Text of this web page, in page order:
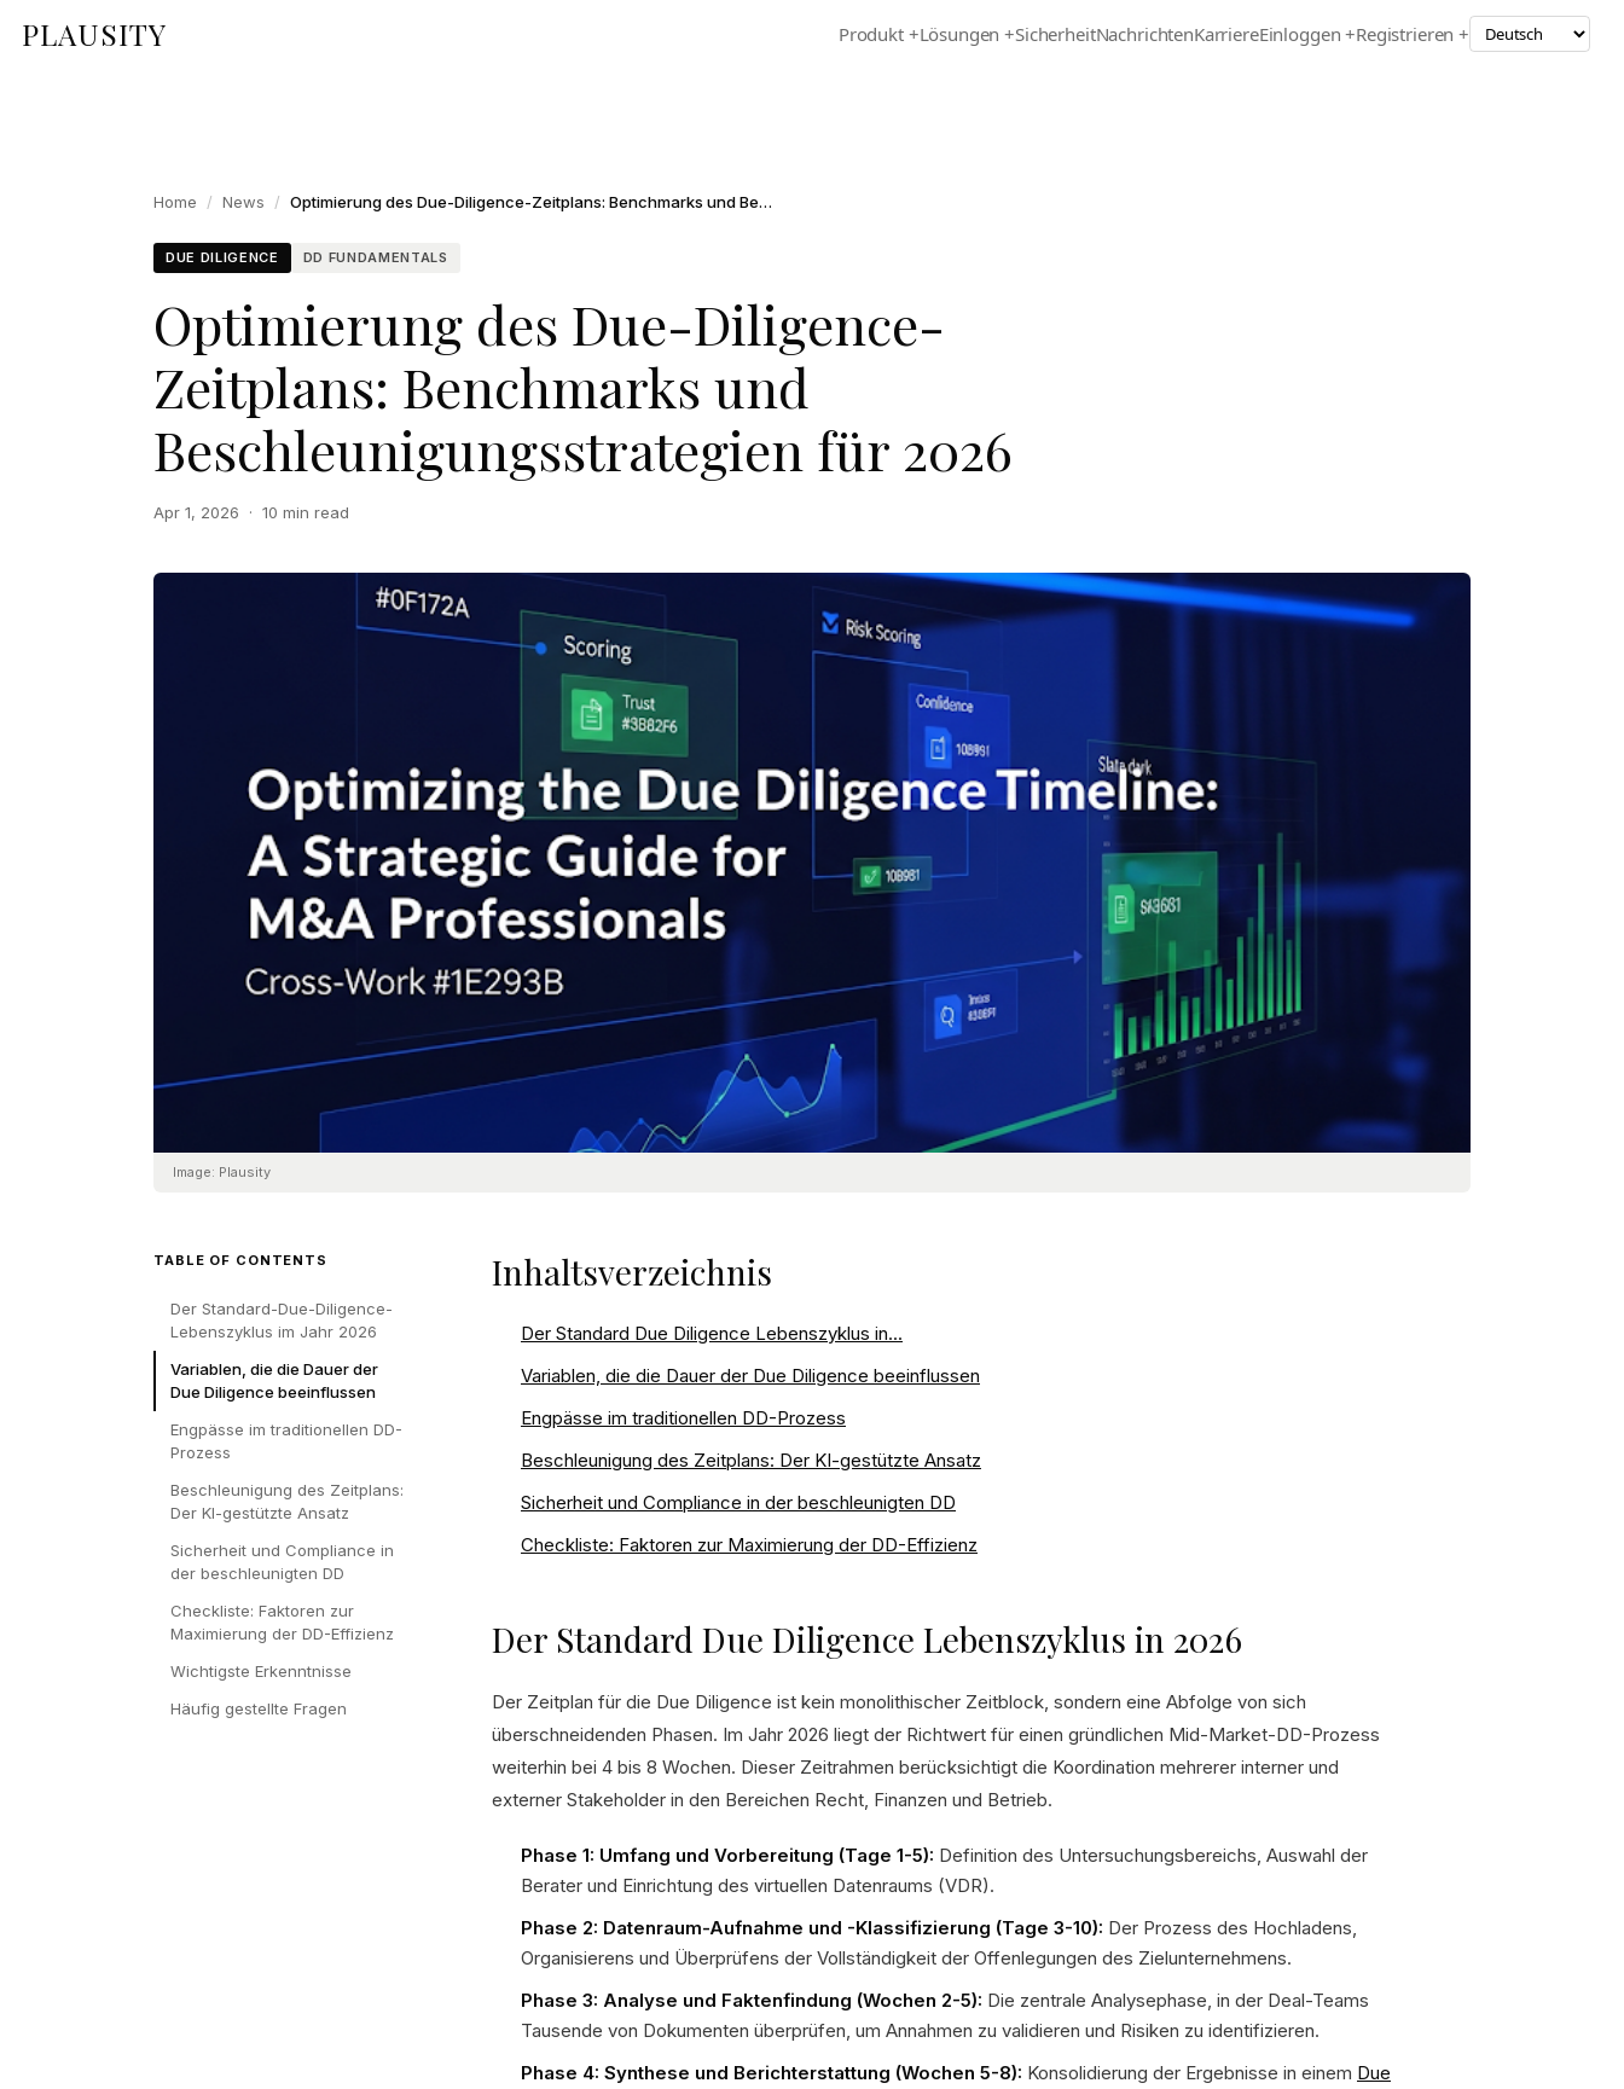
PLAUSITY Produkt+Lösungen +SicherheitNachrichtenKarriereEinloggen +Registrieren +
Home / News / Optimierung des Due-Diligence-Zeitplans: Benchmarks und Beschleunigungsstrategien für 2026
DUE DILIGENCE DD FUNDAMENTALS
Optimierung des Due-Diligence-
Zeitplans: Benchmarks und
Beschleunigungsstrategien für 2026
Apr 1, 2026 · 10 min read
Image: Plausity
TABLE OF CONTENTS
Der Standard-Due-Diligence-
Lebenszyklus im Jahr 2026
Variablen, die die Dauer der
Due Diligence beeinflussen
Engpässe im traditionellen DD-
Prozess
Beschleunigung des Zeitplans:
Der KI-gestützte Ansatz
Sicherheit und Compliance in
der beschleunigten DD
Checkliste: Faktoren zur
Maximierung der DD-Effizienz
Wichtigste Erkenntnisse
Häufig gestellte Fragen
Inhaltsverzeichnis
Der Standard Due Diligence Lebenszyklus in...
Variablen, die die Dauer der Due Diligence beeinflussen
Engpässe im traditionellen DD-Prozess
Beschleunigung des Zeitplans: Der KI-gestützte Ansatz
Sicherheit und Compliance in der beschleunigten DD
Checkliste: Faktoren zur Maximierung der DD-Effizienz
Der Standard Due Diligence Lebenszyklus in 2026
Der Zeitplan für die Due Diligence ist kein monolithischer Zeitblock, sondern eine Abfolge von sich
überschneidenden Phasen. Im Jahr 2026 liegt der Richtwert für einen gründlichen Mid-Market-DD-Prozess
weiterhin bei 4 bis 8 Wochen. Dieser Zeitrahmen berücksichtigt die Koordination mehrerer interner und
externer Stakeholder in den Bereichen Recht, Finanzen und Betrieb.
Phase 1: Umfang und Vorbereitung (Tage 1-5): Definition des Untersuchungsbereichs, Auswahl der
Berater und Einrichtung des virtuellen Datenraums (VDR).
Phase 2: Datenraum-Aufnahme und -Klassifizierung (Tage 3-10): Der Prozess des Hochladens,
Organisierens und Überprüfens der Vollständigkeit der Offenlegungen des Zielunternehmens.
Phase 3: Analyse und Faktenfindung (Wochen 2-5): Die zentrale Analysephase, in der Deal-Teams
Tausende von Dokumenten überprüfen, um Annahmen zu validieren und Risiken zu identifizieren.
Phase 4: Synthese und Berichterstattung (Wochen 5-8): Konsolidierung der Ergebnisse in einem Due